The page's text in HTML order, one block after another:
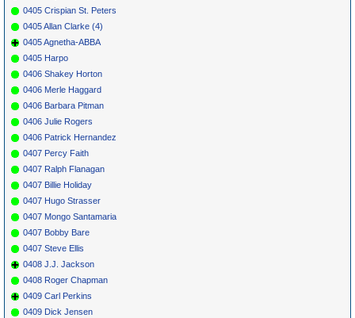
0405 Crispian St. Peters
0405 Allan Clarke (4)
0405 Agnetha-ABBA
0405 Harpo
0406 Shakey Horton
0406 Merle Haggard
0406 Barbara Pitman
0406 Julie Rogers
0406 Patrick Hernandez
0407 Percy Faith
0407 Ralph Flanagan
0407 Billie Holiday
0407 Hugo Strasser
0407 Mongo Santamaria
0407 Bobby Bare
0407 Steve Ellis
0408 J.J. Jackson
0408 Roger Chapman
0409 Carl Perkins
0409 Dick Jensen